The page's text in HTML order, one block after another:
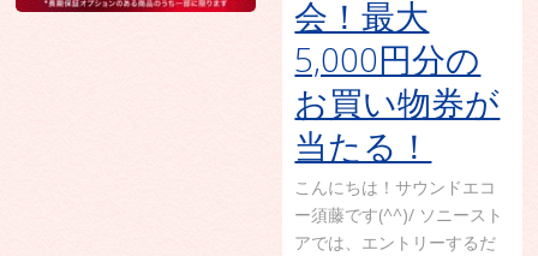
会！最大
5,000円分の
お買い物券が
当たる！
こんにちは！サウンドエコ
ー須藤です(^^)/ ソニースト
アでは、エントリーするだ